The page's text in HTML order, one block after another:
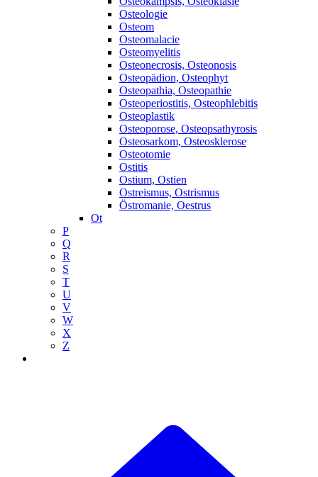
Osteologie
Osteom
Osteomalacie
Osteomyelitis
Osteonecrosis, Osteonosis
Osteopädion, Osteophyt
Osteopathia, Osteopathie
Osteoperiostitis, Osteophlebitis
Osteoplastik
Osteoporose, Osteopsathyrosis
Osteosarkom, Osteosklerose
Osteotomie
Ostitis
Ostium, Ostien
Ostreismus, Ostrismus
Östromanie, Oestrus
Ot
P
Q
R
S
T
U
V
W
X
Z